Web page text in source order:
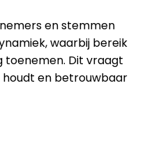
en stemmen
waarbij bereik
toenemen. Dit vraagt
en betrouwbaar